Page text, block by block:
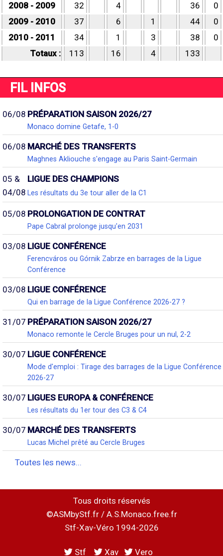
2008 - 2009
32 4 36
0
2009 - 2010
37 6 1 44
0
2010 - 2011
34 1 3 38
0
Totaux :
113 16 4 133
FIL INFOS
06/08 PRÉPARATION SAISON 2026/27
Monaco domine Getafe, 1-0
06/08 MARCHÉ DES TRANSFERTS
Maghnes Akliouche s'engage au Paris Saint-Germain
05 &
04/08
LIGUE DES CHAMPIONS
Les résultats du 3e tour aller de la C1
05/08 PROLONGATION DE CONTRAT
Pape Cabral prolonge jusqu'en 2031
03/08 LIGUE CONFÉRENCE
Ferencváros ou Górnik Zabrze en barrages de la Ligue
Conférence
03/08 LIGUE CONFÉRENCE
Qui en barrage de la Ligue Conférence 2026-27 ?
31/07 PRÉPARATION SAISON 2026/27
Monaco remonte le Cercle Bruges pour un nul, 2-2
30/07 LIGUE CONFÉRENCE
Mode d'emploi : Tirage des barrages de la Ligue Conférence
2026-27
30/07 LIGUES EUROPA & CONFÉRENCE
Les résultats du 1er tour des C3 & C4
30/07 MARCHÉ DES TRANSFERTS
Lucas Michel prêté au Cercle Bruges
Toutes les news...
Tous droits réservés
©ASMbyStf.fr / A.S.Monaco.free.fr
Stf-Xav-Véro 1994-2026
Stf Xav Vero